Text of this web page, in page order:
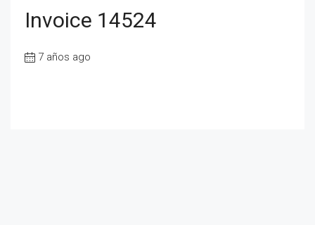
Invoice 14524
7 años ago